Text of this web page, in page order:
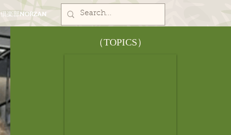
倶楽部NORZAN
​（TOPICS）